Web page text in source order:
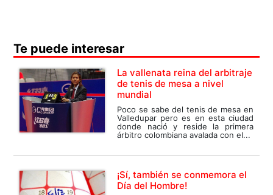
Te puede interesar
La vallenata reina del arbitraje
de tenis de mesa a nivel
mundial
Poco se sabe del tenis de mesa en
Valledupar pero es en esta ciudad
donde nació y reside la primera
árbitro colombiana avalada con el...
¡Sí, también se conmemora el
Día del Hombre!